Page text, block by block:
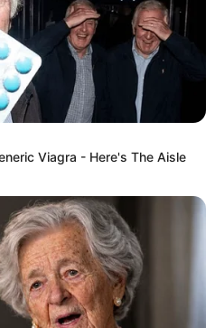
Viagra - Here's The Aisle